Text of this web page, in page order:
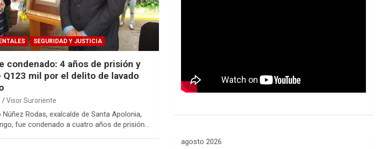
SEGURIDAD Y JUSTICIA
condenado: 4 años de prisión y
Q123 mil por el delito de lavado
Visor Suroriente
Núñez Rodas, exalcalde de Santa Apolonia,
fue condenado a cuatro años de prisión…
agosto 2026